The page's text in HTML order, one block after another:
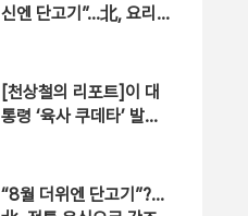
신엔 단고기”…北, 요리
[천상철의 리포트]이 대
통령 ‘육사 쿠데타’ 발언
“8월 더위엔 단고기”?…